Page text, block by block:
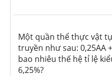
Một quần thể thực vật
truyền như sau: 0,25AA
bao nhiêu thế hệ tỉ lệ
6,25%?